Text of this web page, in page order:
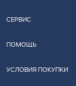
СЕРВИС
ПОМОЩЬ
УСЛОВИЯ ПОКУПКИ